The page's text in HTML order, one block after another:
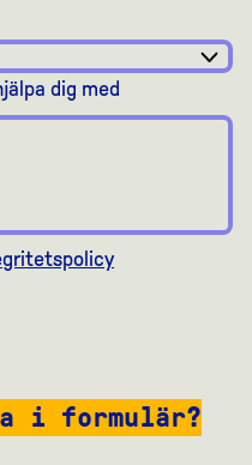
dig med
i formulär?